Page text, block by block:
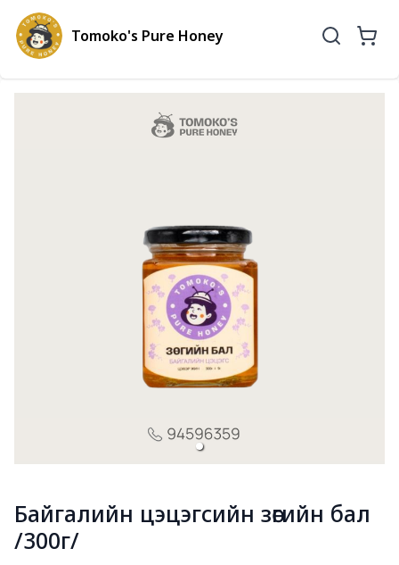
Tomoko's Pure Honey
Байгалийн цэцэгсийн зөгийн бал
/300г/